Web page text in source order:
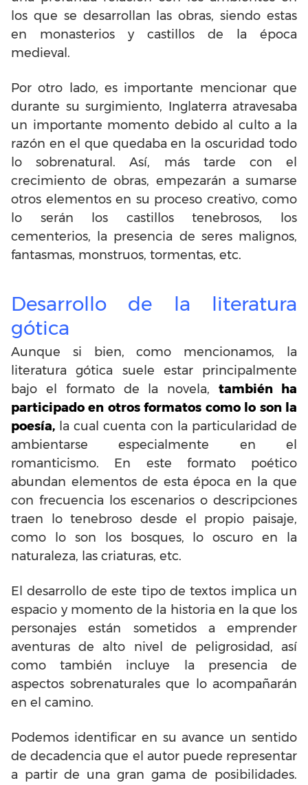
los que se desarrollan las obras, siendo estas
en monasterios y castillos de la época
medieval.
Por otro lado, es importante mencionar que
durante su surgimiento, Inglaterra atravesaba
un importante momento debido al culto a la
razón en el que quedaba en la oscuridad todo
lo sobrenatural. Así, más tarde con el
crecimiento de obras, empezarán a sumarse
otros elementos en su proceso creativo, como
lo serán los castillos tenebrosos, los
cementerios, la presencia de seres malignos,
fantasmas, monstruos, tormentas, etc.
Desarrollo de la literatura
gótica
Aunque si bien, como mencionamos, la
literatura gótica suele estar principalmente
bajo el formato de la novela,también ha
participado en otros formatos como lo son la
poesía, la cual cuenta con la particularidad de
ambientarse especialmente en el
romanticismo. En este formato poético
abundan elementos de esta época en la que
con frecuencia los escenarios o descripciones
traen lo tenebroso desde el propio paisaje,
como lo son los bosques, lo oscuro en la
naturaleza, las criaturas, etc.
El desarrollo de este tipo de textos implica un
espacio y momento de la historia en la que los
personajes están sometidos a emprender
aventuras de alto nivel de peligrosidad, así
como también incluye la presencia de
aspectos sobrenaturales que lo acompañarán
en el camino.
Podemos identificar en su avance un sentido
de decadencia que el autor puede representar
a partir de una gran gama de posibilidades.